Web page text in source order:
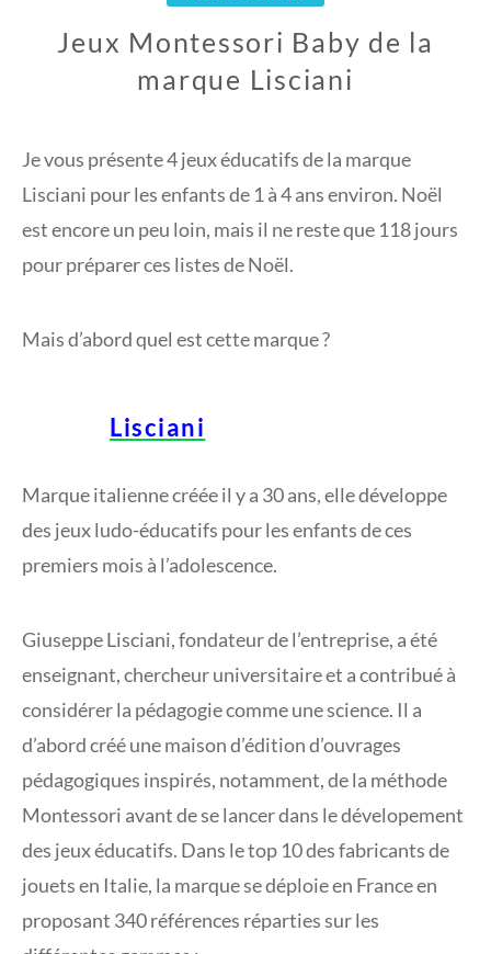
Jeux Montessori Baby de la
marque Lisciani
8
V
E
R
2
Je vous présente 4 jeux éducatifs de la marque
Lisciani pour les enfants de 1 à 4 ans environ. Noël
est encore un peu loin, mais il ne reste que 118 jours
pour préparer ces listes de Noël.
Mais d’abord quel est cette marque ?
Lisciani
Marque italienne créée il y a 30 ans, elle développe
des jeux ludo-éducatifs pour les enfants de ces
premiers mois à l’adolescence.
Giuseppe Lisciani, fondateur de l’entreprise, a été
enseignant, chercheur universitaire et a contribué à
considérer la pédagogie comme une science. Il a
d’abord créé une maison d’édition d’ouvrages
pédagogiques inspirés, notamment, de la méthode
Montessori avant de se lancer dans le dévelopement
des jeux éducatifs. Dans le top 10 des fabricants de
jouets en Italie, la marque se déploie en France en
proposant 340 références réparties sur les